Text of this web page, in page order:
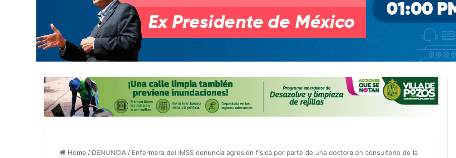
Home / DENUNCIA / Enfermera del IMSS denuncia agresión física por parte de una doctora en consultorio de la